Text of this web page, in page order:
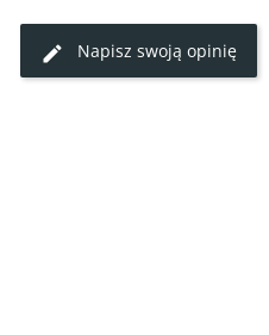
0
smak dzieciństwa
szybko dociera świeży  mimo
Napisz swoją opinię